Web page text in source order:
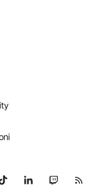
su Telegram
su TikTok
Seguici su
Seguici